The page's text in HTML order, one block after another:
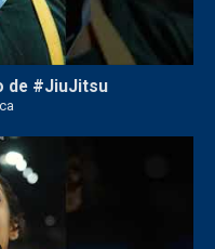
de #JiuJitsu